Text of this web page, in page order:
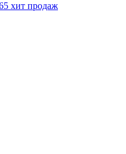
хит продаж